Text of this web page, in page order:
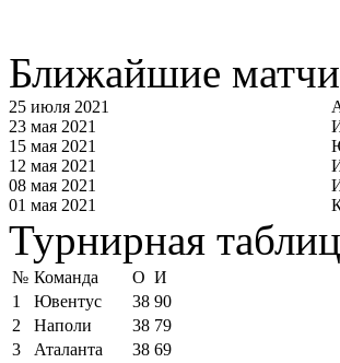
Ближайшие
25 июля 2021
23 мая 2021
15 мая 2021
12 мая 2021
08 мая 2021
01 мая 2021
Турнирная
№ Команда О И
1
Ювентус 38 90
2
Наполи 38 79
3
Аталанта 38 69